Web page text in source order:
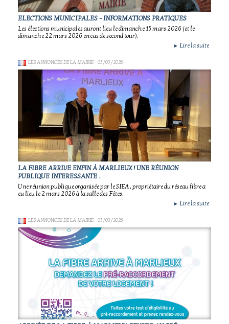
ELECTIONS MUNICIPALES - INFORMATIONS PRATIQUES
Les élections municipales auront lieu le dimanche 15 mars 2026 (et le
dimanche 22 mars 2026 en cas de second tour).
► Lire la suite
LES ANNONCES DE LA MAIRIE- 05/03/2026
LA FIBRE ARRIVE ENFIN À MARLIEUX ! UNE RÉUNION
PUBLIQUE INTERESSANTE .
Une réunion publique organisée par le SIEA , propriétaire du réseau fibre a
eu lieu le 2 mars 2026 à la salle des Fêtes.
► Lire la suite
LES ANNONCES DE LA MAIRIE- 03/03/2026